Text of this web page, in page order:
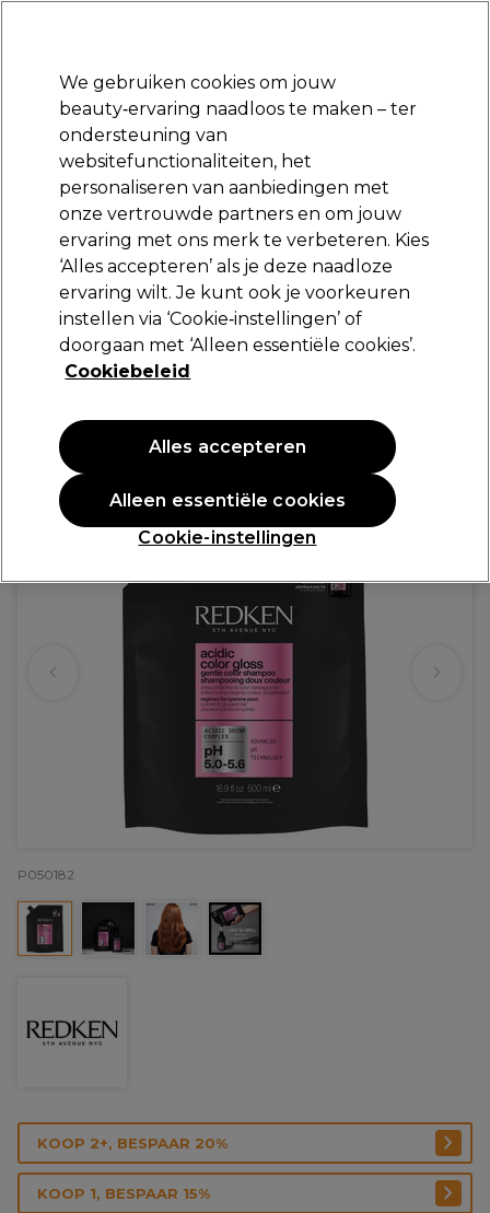
Aanmelden
Merken Deals Haar Elektra
Volgende dag geleverd*
Na verzending, maandag t/m vrijdag
Redken
Redken Acidic Color Gloss Shampoo Refill
500ml
(0
PROMOTIE
P050182
KOOP 2+, BESPAAR 20%
KOOP 1, BESPAAR 15%
We gebruiken cookies om jouw
beauty‑ervaring naadloos te maken – ter
ondersteuning van
websitefunctionaliteiten, het
personaliseren van aanbiedingen met
onze vertrouwde partners en om jouw
ervaring met ons merk te verbeteren. Kies
‘Alles accepteren’ als je deze naadloze
ervaring wilt. Je kunt ook je voorkeuren
instellen via ‘Cookie‑instellingen’ of
doorgaan met ‘Alleen essentiële cookies’.
Cookiebeleid
Cookie-instellingen
Alleen essentiële cookies
Alles accepteren